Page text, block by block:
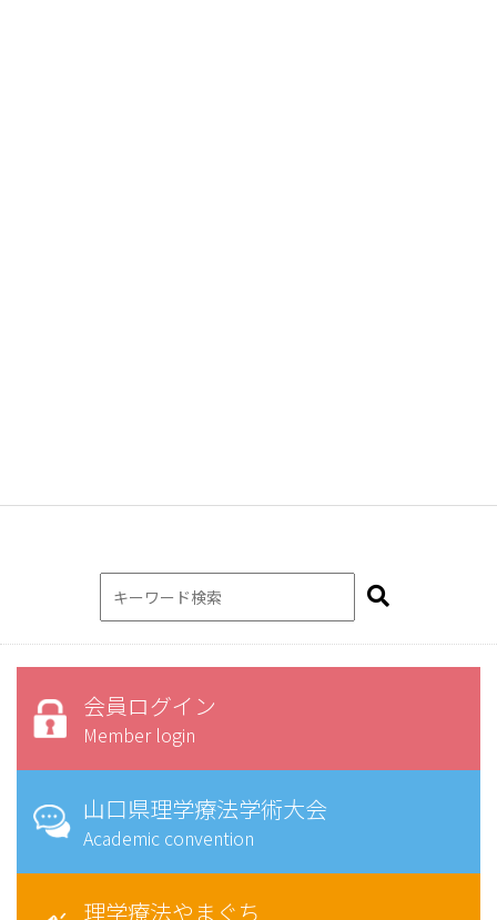
会員ログイン
Member login
山口県理学療法学術大会
Academic convention
理学療法やまぐち